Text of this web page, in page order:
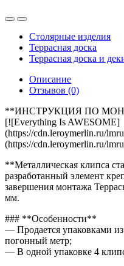
Столярные изделия
Террасная доска
Террасная доска и
Описание
Отзывов (0)
**ИНСТРУКЦИЯ ПО
[![Everything Is AWESOME]
(https://cdn.leroymerlin.ru/
(https://cdn.leroymerlin.ru/
**Металлическая клипса
разработанный элемент
завершения монтажа
мм.
### **Особенности**
— Продается упаковками из
погонный метр;
— В одной упаковке 4